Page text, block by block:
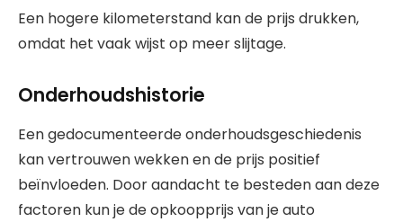
Een hogere kilometerstand kan de prijs drukken,
omdat het vaak wijst op meer slijtage.
Onderhoudshistorie
Een gedocumenteerde onderhoudsgeschiedenis
kan vertrouwen wekken en de prijs positief
beïnvloeden. Door aandacht te besteden aan deze
factoren kun je de opkoopprijs van je auto